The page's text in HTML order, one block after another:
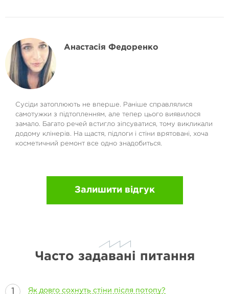
Анастасія Федоренко
Сусіди затоплюють не вперше. Раніше справлялися
самотужки з підтопленням, але тепер цього виявилося
замало. Багато речей встигло зіпсуватися, тому викликали
додому клінерів. На щастя, підлоги і стіни врятовані, хоча
косметичний ремонт все одно знадобиться.
Залишити відгук
Часто задавані питання
Як довго сохнуть стіни після потопу?